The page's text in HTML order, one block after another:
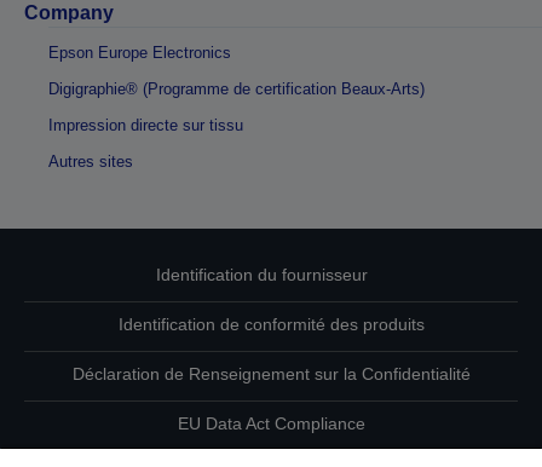
Company
Epson Europe Electronics
Digigraphie® (Programme de certification Beaux-Arts)
Impression directe sur tissu
Autres sites
Identification du fournisseur
Identification de conformité des produits
Déclaration de Renseignement sur la Confidentialité
EU Data Act Compliance